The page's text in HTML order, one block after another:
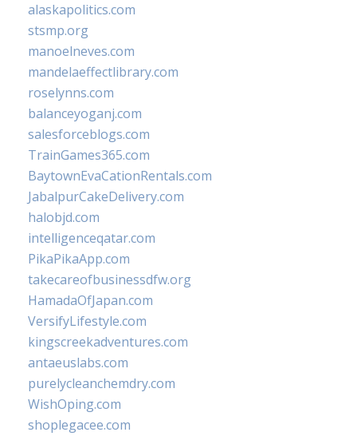
alaskapolitics.com
stsmp.org
manoelneves.com
mandelaeffectlibrary.com
roselynns.com
balanceyoganj.com
salesforceblogs.com
TrainGames365.com
BaytownEvaCationRentals.com
JabalpurCakeDelivery.com
halobjd.com
intelligenceqatar.com
PikaPikaApp.com
takecareofbusinessdfw.org
HamadaOfJapan.com
VersifyLifestyle.com
kingscreekadventures.com
antaeuslabs.com
purelycleanchemdry.com
WishOping.com
shoplegacee.com